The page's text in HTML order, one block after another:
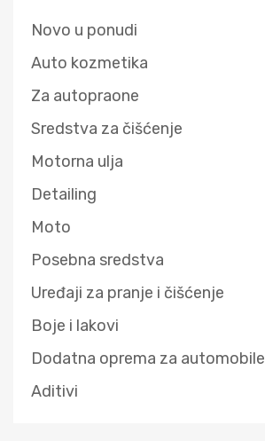
Novo u ponudi
Auto kozmetika
Za autopraone
Sredstva za čišćenje
Motorna ulja
Detailing
Moto
Posebna sredstva
Uređaji za pranje i čišćenje
Boje i lakovi
Dodatna oprema za automobile
Aditivi